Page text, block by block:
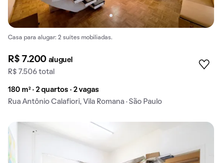
Casa para alugar: 2 suítes mobiliadas.
R$ 7.200 aluguel
R$ 7.506 total
180 m² · 2 quartos · 2 vagas
Rua Antônio Calafiori, Vila Romana · São Paulo